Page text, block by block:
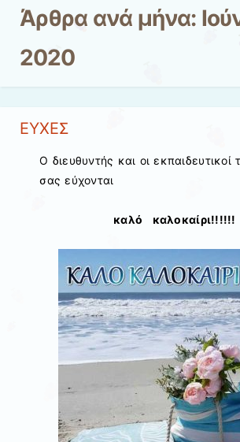
Άρθρα ανά μήνα:
2020
ΕΥΧΕΣ
Ο διευθυντής και οι εκπαιδευτικοί
σας εύχονται
καλό καλοκαίρι!!!!!!